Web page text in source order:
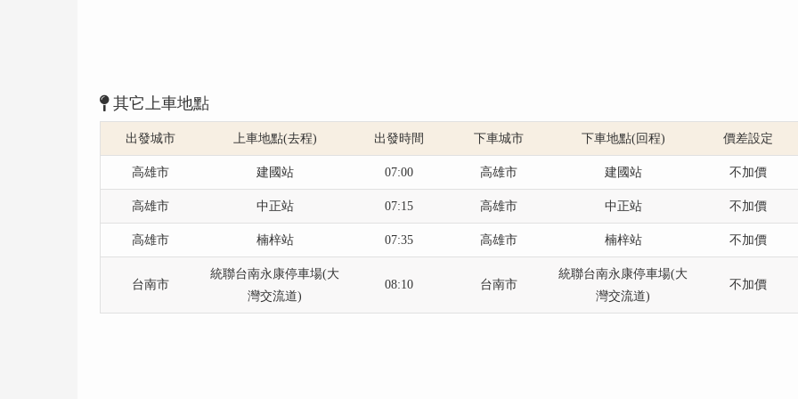
其它上車地點
出發城市 上車地點(去程) 出發時間 下車城市 下車地點(回程) 價差設定
高雄市 建國站 07:00 高雄市 建國站 不加價
高雄市 中正站 07:15 高雄市 中正站 不加價
高雄市 楠梓站 07:35 高雄市 楠梓站 不加價
台南市
統聯台南永康停車場(大
灣交流道)
08:10 台南市
統聯台南永康停車場(大
灣交流道)
不加價